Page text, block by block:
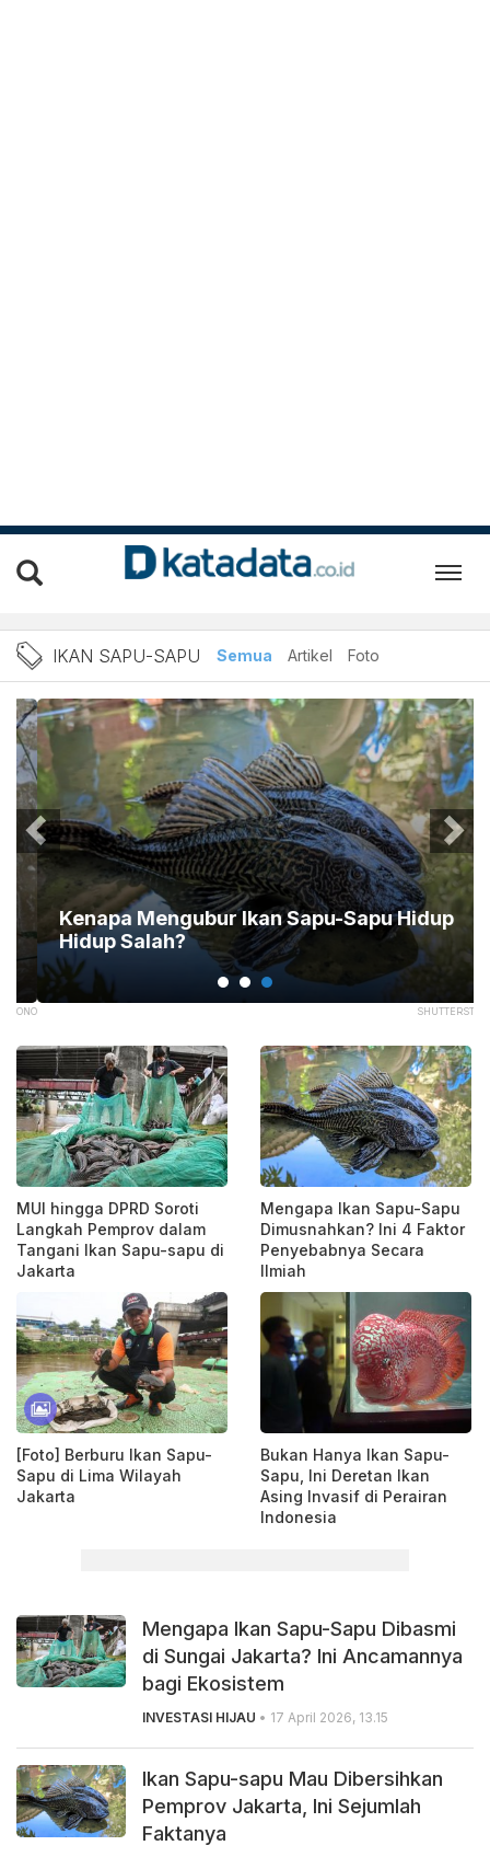
Berita Ikan Sapu-sapu
IKAN SAPU-SAPU Semua Artikel Foto
SHUTTERSTOCK
Kenapa Mengubur Ikan Sapu-Sapu Hidup
Hidup Salah?
MUI hingga DPRD Soroti
Langkah Pemprov dalam
Tangani Ikan Sapu-sapu di
Jakarta
Mengapa Ikan Sapu-Sapu
Dimusnahkan? Ini 4 Faktor
Penyebabnya Secara
Ilmiah
[Foto] Berburu Ikan Sapu-
Sapu di Lima Wilayah
Jakarta
Bukan Hanya Ikan Sapu-
Sapu, Ini Deretan Ikan
Asing Invasif di Perairan
Indonesia
Mengapa Ikan Sapu-Sapu Dibasmi
di Sungai Jakarta? Ini Ancamannya
bagi Ekosistem
INVESTASI HIJAU • 17 April 2026, 13.15
Ikan Sapu-sapu Mau Dibersihkan
Pemprov Jakarta, Ini Sejumlah
Faktanya